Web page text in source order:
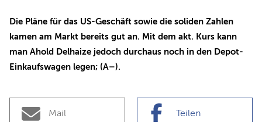
Die Pläne für das US-Geschäft sowie die soliden Zahlen
kamen am Markt bereits gut an. Mit dem akt. Kurs kann
man Ahold Delhaize jedoch durchaus noch in den Depot-
Einkaufswagen legen; (A–).
Mail Teilen